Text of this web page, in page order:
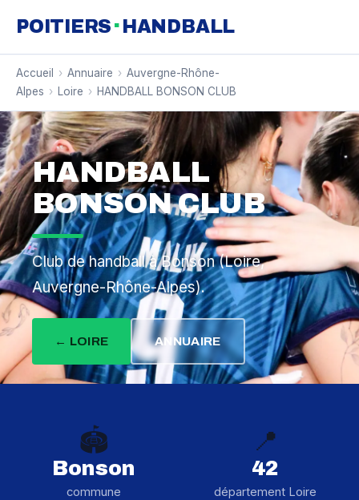
POITIERS · HANDBALL
Accueil › Annuaire › Auvergne-Rhône-
Alpes › Loire › HANDBALL BONSON CLUB
HANDBALL
BONSON CLUB
Club de handball à Bonson (Loire,
Auvergne-Rhône-Alpes).
← LOIRE ANNUAIRE
🏟️
Bonson
commune
📍
42
département Loire